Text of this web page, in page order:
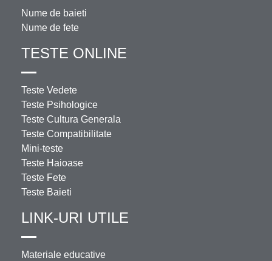
Nume de baieti
Nume de fete
TESTE ONLINE
Teste Vedete
Teste Psihologice
Teste Cultura Generala
Teste Compatibilitate
Mini-teste
Teste Haioase
Teste Fete
Teste Baieti
LINK-URI UTILE
Materiale educative